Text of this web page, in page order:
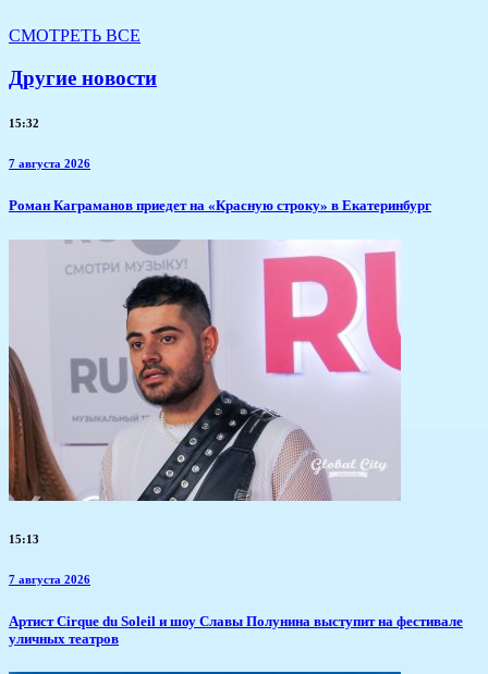
СМОТРЕТЬ ВСЕ
Другие новости
15:32
7 августа 2026
​Роман Каграманов приедет на «Красную строку» в Екатеринбург
15:13
7 августа 2026
Артист Cirque du Soleil и шоу Славы Полунина выступит на фестивале
уличных театров